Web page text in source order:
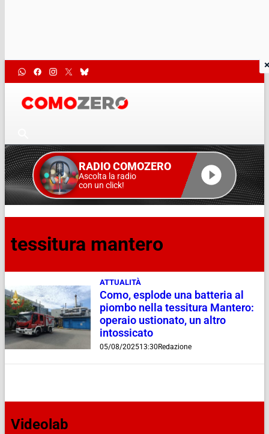
RADIO COMOZERO
Ascolta la radio
con un click!
tessitura mantero
ATTUALITÀ
Como, esplode una batteria al
piombo nella tessitura Mantero:
operaio ustionato, un altro
intossicato
05/08/202513:30Redazione
Videolab